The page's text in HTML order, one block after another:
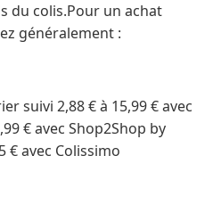
du colis.Pour un achat
généralement :
suivi 2,88 € à 15,99 € avec
€ avec Shop2Shop by
€ avec Colissimo